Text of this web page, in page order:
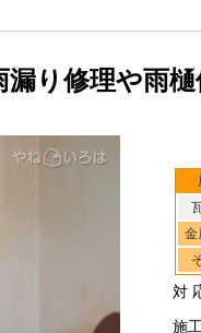
り修理や雨
金
対
施